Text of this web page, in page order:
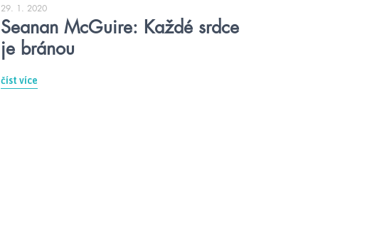
29. 1. 2020
Seanan McGuire: Každé srdce
je bránou
číst více